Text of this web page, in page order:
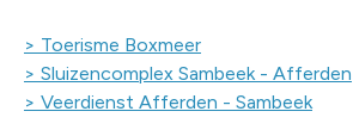
> Toerisme Boxmeer
> Sluizencomplex Sambeek - Afferden
> Veerdienst Afferden - Sambeek